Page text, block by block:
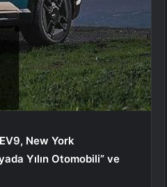
New York
Yılın Otomobili” ve